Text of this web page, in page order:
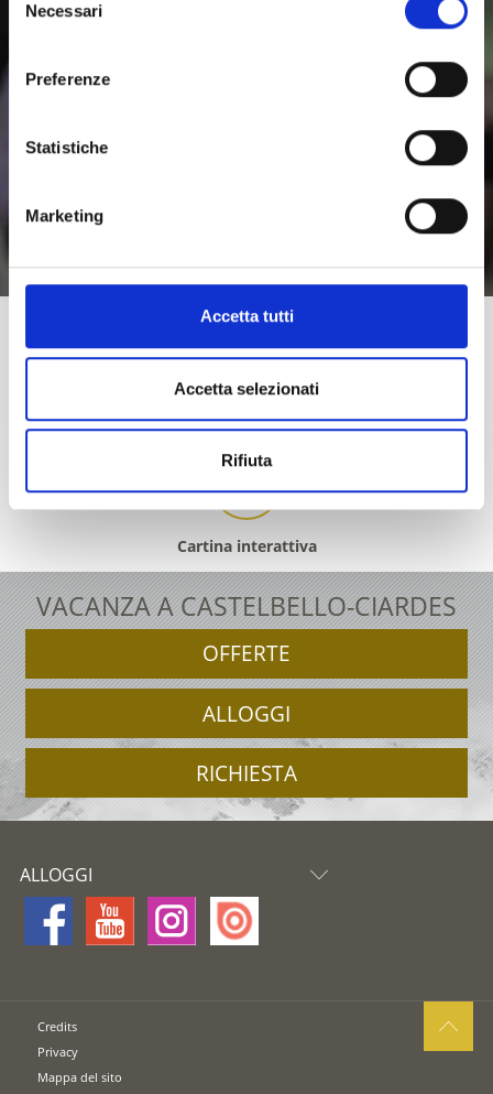
delNecessari
Preferenze
Statistiche
Marketing
Accetta tutti
Accetta selezionati
Rifiuta
Cartina interattiva
VACANZA A CASTELBELLO-CIARDES
OFFERTE
ALLOGGI
RICHIESTA
ALLOGGI
Credits
Privacy
Mappa del sito